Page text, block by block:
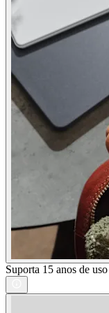
Suporta 15 anos de